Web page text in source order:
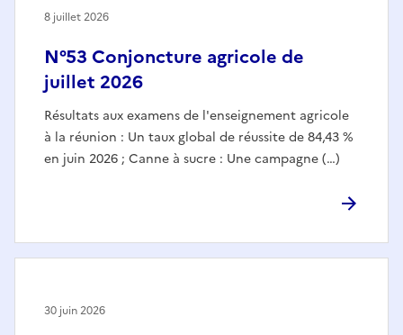
N°53 Conjoncture agricole de
juillet 2026
Résultats aux examens de l'enseignement agricole
à la réunion : Un taux global de réussite de 84,43 %
en juin 2026 ; Canne à sucre : Une campagne (…)
8 juillet 2026
30 juin 2026